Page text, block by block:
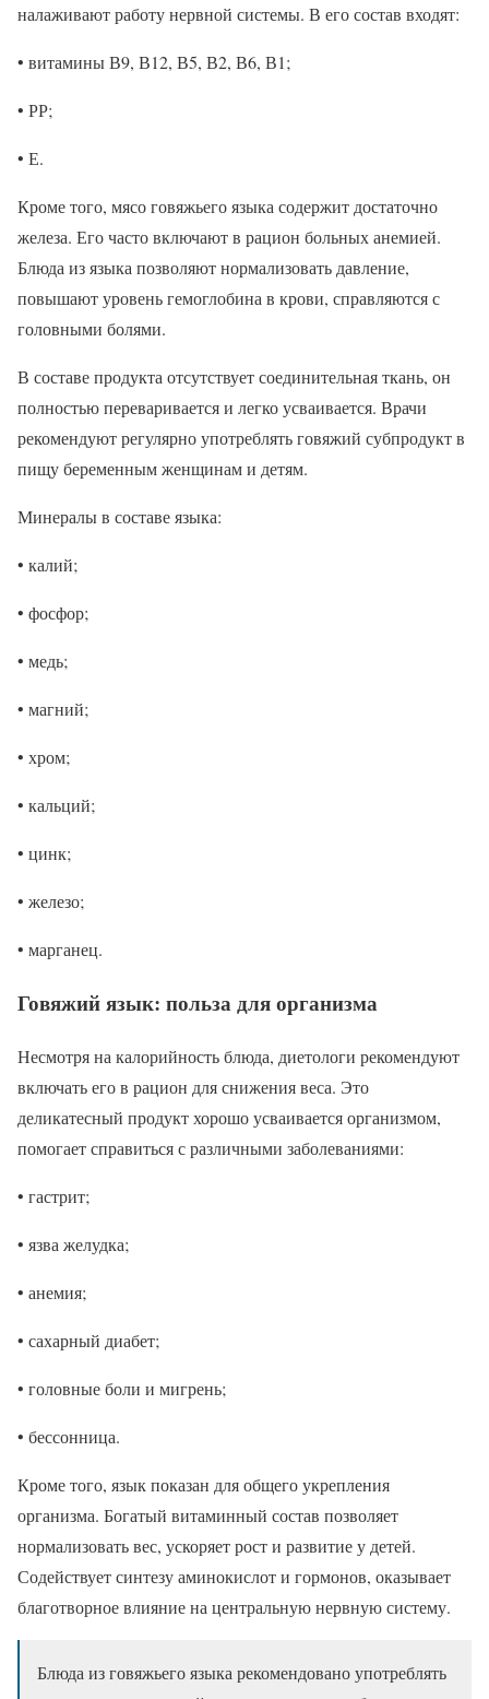
налаживают работу нервной системы. В его состав входят:
• витамины В9, В12, В5, В2, В6, В1;
• РР;
• Е.
Кроме того, мясо говяжьего языка содержит достаточно
железа. Его часто включают в рацион больных анемией.
Блюда из языка позволяют нормализовать давление,
повышают уровень гемоглобина в крови, справляются с
головными болями.
В составе продукта отсутствует соединительная ткань, он
полностью переваривается и легко усваивается. Врачи
рекомендуют регулярно употреблять говяжий субпродукт в
пищу беременным женщинам и детям.
Минералы в составе языка:
• калий;
• фосфор;
• медь;
• магний;
• хром;
• кальций;
• цинк;
• железо;
• марганец.
Говяжий язык: польза для организма
Несмотря на калорийность блюда, диетологи рекомендуют
включать его в рацион для снижения веса. Это
деликатесный продукт хорошо усваивается организмом,
помогает справиться с различными заболеваниями:
• гастрит;
• язва желудка;
• анемия;
• сахарный диабет;
• головные боли и мигрень;
• бессонница.
Кроме того, язык показан для общего укрепления
организма. Богатый витаминный состав позволяет
нормализовать вес, ускоряет рост и развитие у детей.
Содействует синтезу аминокислот и гормонов, оказывает
благотворное влияние на центральную нервную систему.
Блюда из говяжьего языка рекомендовано употреблять